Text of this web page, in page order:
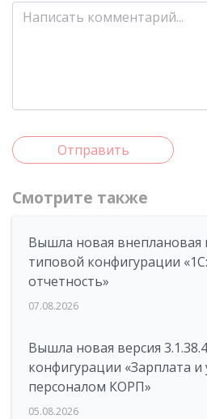
Отправить
Смотрите также
Вышла новая внеплановая
типовой конфигурации
отчетность»
07.08.2026
Вышла новая версия
конфигурации «Зарплата и
персоналом КОРП»
05.08.2026